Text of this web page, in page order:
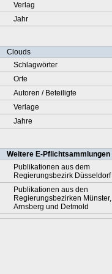
Verlag
Jahr
Clouds
Schlagwörter
Orte
Autoren / Beteiligte
Verlage
Jahre
Weitere E-Pflichtsammlungen
Publikationen aus dem
Regierungsbezirk Düsseldorf
Publikationen aus den
Regierungsbezirken Münster,
Arnsberg und Detmold